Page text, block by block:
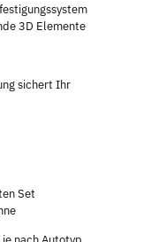
3D Elemente
sichert Ihr
Set